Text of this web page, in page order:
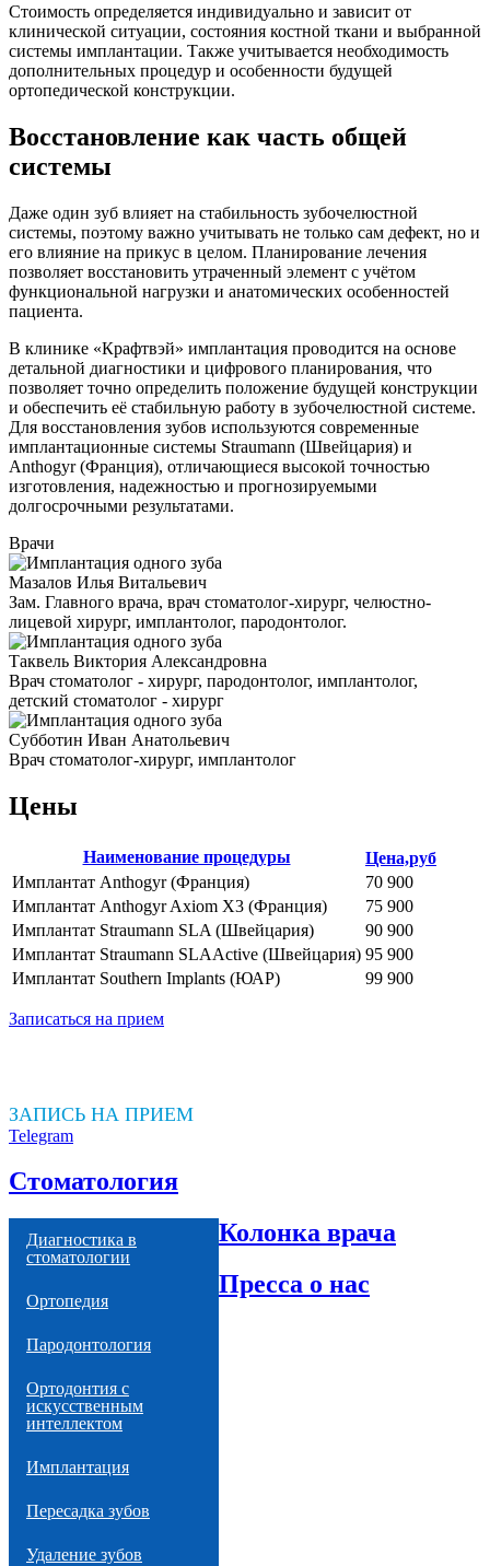
Стоимость определяется индивидуально и зависит от
клинической ситуации, состояния костной ткани и выбранной
системы имплантации. Также учитывается необходимость
дополнительных процедур и особенности будущей
ортопедической конструкции.
Восстановление как часть общей
системы
Даже один зуб влияет на стабильность зубочелюстной
системы, поэтому важно учитывать не только сам дефект, но и
его влияние на прикус в целом. Планирование лечения
позволяет восстановить утраченный элемент с учётом
функциональной нагрузки и анатомических особенностей
пациента.
В клинике «Крафтвэй» имплантация проводится на основе
детальной диагностики и цифрового планирования, что
позволяет точно определить положение будущей конструкции
и обеспечить её стабильную работу в зубочелюстной системе.
Для восстановления зубов используются современные
имплантационные системы Straumann (Швейцария) и
Anthogyr (Франция), отличающиеся высокой точностью
изготовления, надежностью и прогнозируемыми
долгосрочными результатами.
Врачи
Мазалов Илья Витальевич
Зам. Главного врача, врач стоматолог-хирург, челюстно-
лицевой хирург, имплантолог, пародонтолог.
Таквель Виктория Александровна
Врач стоматолог - хирург, пародонтолог, имплантолог,
детский стоматолог - хирург
Субботин Иван Анатольевич
Врач стоматолог-хирург, имплантолог
Цены
Наименование процедуры Цена,руб
Имплантат Anthogyr (Франция)
70 900
Имплантат Anthogyr Axiom Х3 (Франция)
75 900
Имплантат Straumann SLA (Швейцария)
90 900
Имплантат Straumann SLAActive (Швейцария) 95 900
Имплантат Southern Implants (ЮАР)
99 900
Записаться на прием
ЗАПИСЬ НА ПРИЕМ
Telegram
Стоматология
Диагностика в
стоматологии
Ортопедия
Пародонтология
Ортодонтия с
искусственным
интеллектом
Имплантация
Пересадка зубов
Удаление зубов
Колонка врача
Пресса о нас